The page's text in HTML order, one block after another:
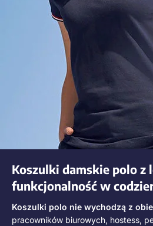
Koszulki damskie polo z
funkcjonalność w
Koszulki polo nie wychodzą z
pracowników biurowych, hostess,